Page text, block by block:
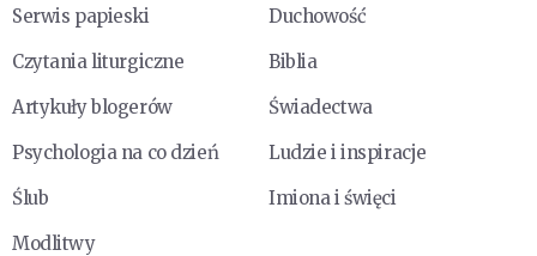
Serwis papieski
Duchowość
Czytania liturgiczne
Biblia
Artykuły blogerów
Świadectwa
Psychologia na co dzień
Ludzie i inspiracje
Ślub
Imiona i święci
Modlitwy